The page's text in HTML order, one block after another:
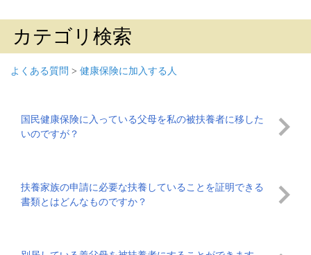
カテゴリ検索
よくある質問 > 健康保険に加入する人
国民健康保険に入っている父母を私の被扶養者に移した
いのですが？
扶養家族の申請に必要な扶養していることを証明できる
書類とはどんなものですか？